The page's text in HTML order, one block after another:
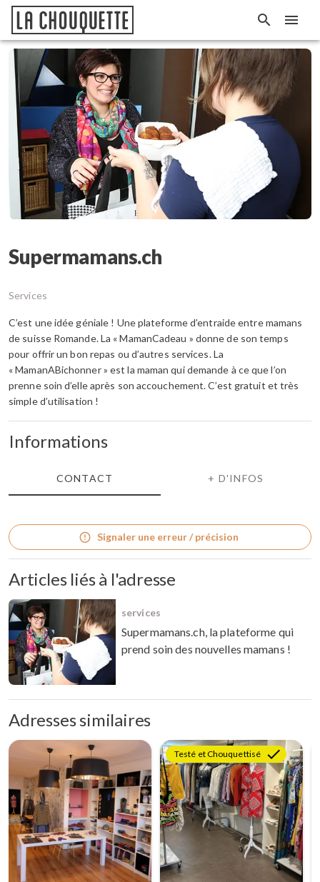
Supermamans.ch
Services
C’est une idée géniale ! Une plateforme d’entraide entre mamans
de suisse Romande. La « MamanCadeau » donne de son temps
pour offrir un bon repas ou d’autres services. La
« MamanABichonner » est la maman qui demande à ce que l’on
prenne soin d’elle après son accouchement. C’est gratuit et très
simple d’utilisation !
Informations
CONTACT + D'INFOS
Signaler une erreur / précision
Articles liés à l'adresse
services
Supermamans.ch, la plateforme qui
prend soin des nouvelles mamans !
Adresses similaires
Testé et Chouquettisé